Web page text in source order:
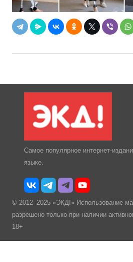
Самое популярное интернет-
языке.
© 2012–2025 «ЭКД!» Использование
разрешено только при наличии
18+